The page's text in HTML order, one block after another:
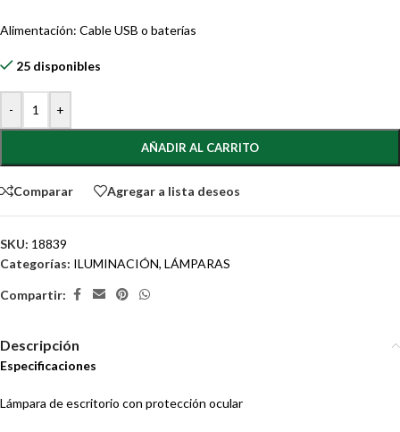
Alimentación: Cable USB o baterías
25 disponibles
- +
AÑADIR AL CARRITO
Comparar Agregar a lista deseos
SKU: 18839
Categorías: ILUMINACIÓN, LÁMPARAS
Compartir:
Descripción
Especificaciones
Lámpara de escritorio con protección ocular